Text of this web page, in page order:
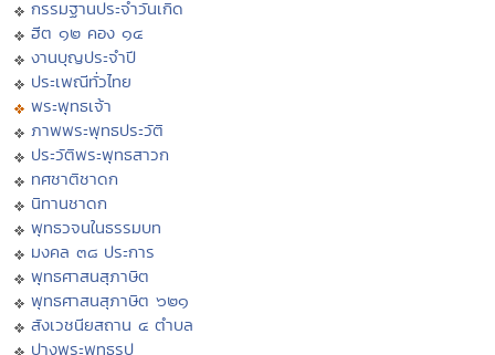
กรรมฐานประจำวันเกิด
ฮีต ๑๒ คอง ๑๔
งานบุญประจำปี
ประเพณีทั่วไทย
พระพุทธเจ้า
ภาพพระพุทธประวัติ
ประวัติพระพุทธสาวก
ทศชาติชาดก
นิทานชาดก
พุทธวจนในธรรมบท
มงคล ๓๘ ประการ
พุทธศาสนสุภาษิต
พุทธศาสนสุภาษิต ๖๒๑
สังเวชนียสถาน ๔ ตำบล
ปางพระพุทธรูป